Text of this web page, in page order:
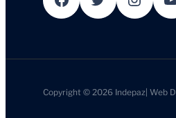
Copyright © 2026 Indepaz|Web